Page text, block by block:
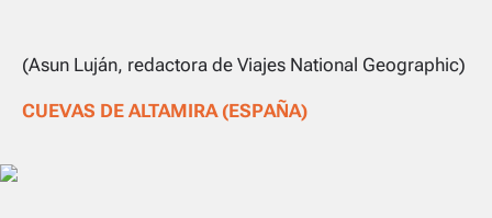
(Asun Luján, redactora de Viajes National Geographic)
CUEVAS DE ALTAMIRA (ESPAÑA)